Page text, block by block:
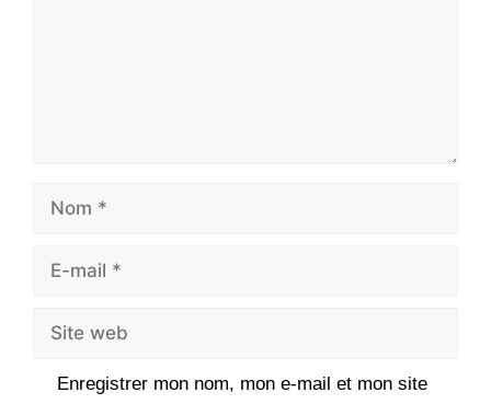
Nom
Site
Enregistrer mon nom, mon e-mail et mon site